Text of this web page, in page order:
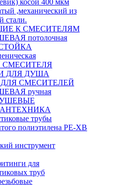
косой 400 мкм
,механический из
стали.
К СМЕСИТЕЛЯМ
потолочная
СМЕСИТЕЛЯ
ДЛЯ ДУША
СМЕСИТЕЛЕЙ
ручная
трубы
полиэтилена PE-XB
инструмент
для
труб